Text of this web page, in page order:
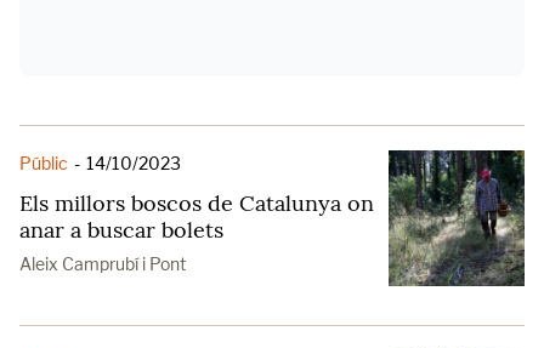
Públic - 14/10/2023
Els millors boscos de Catalunya on
anar a buscar bolets
Aleix Camprubí i Pont